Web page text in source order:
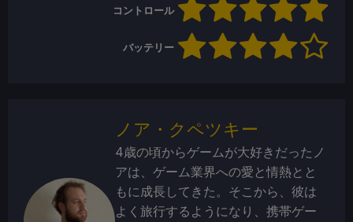
コントロール
バッテリー
ノア・クペツキー
4歳の頃からゲームが大好きだったノ
アは、ゲーム業界への愛と情熱とと
もに成長してきた。そこから、彼は
よく旅行するようになり、携帯ゲー